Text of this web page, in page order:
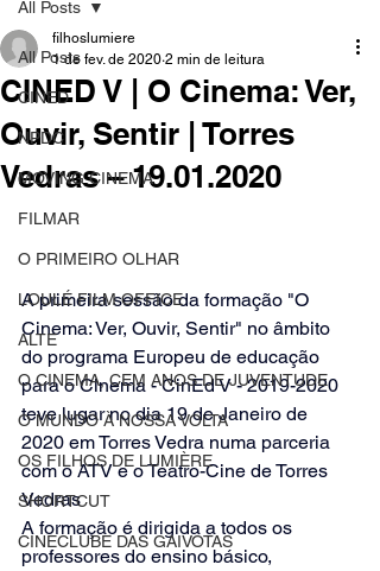
All Posts
CINED
NPDC
MOVING CINEMA
FILMAR
O PRIMEIRO OLHAR
LOULÉ FILM OFFICE
ALTE
O CINEMA, CEM ANOS DE JUVENTUDE
O MUNDO À NOSSA VOLTA
OS FILHOS DE LUMIÈRE
SHORTCUT
CINECLUBE DAS GAIVOTAS
All Posts
CINED V | O Cinema: Ver,
Ouvir, Sentir | Torres
Vedras – 19.01.2020
filhoslumiere
1 de fev. de 2020 2 min de leitura
A primeira sessão da formação "O
Cinema: Ver, Ouvir, Sentir" no âmbito
do programa Europeu de educação
para o Cinema - CinEd V - 2019-2020
teve lugar no dia 19 de Janeiro de
2020 em Torres Vedra numa parceria
com o ATV e o Teatro-Cine de Torres
Vedras
A formação é dirigida a todos os
professores do ensino básico,